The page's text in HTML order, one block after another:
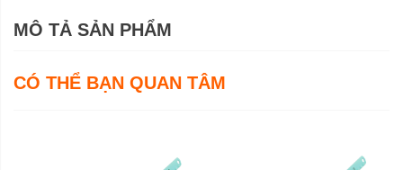
MÔ TẢ SẢN PHẨM
CÓ THỂ BẠN QUAN TÂM